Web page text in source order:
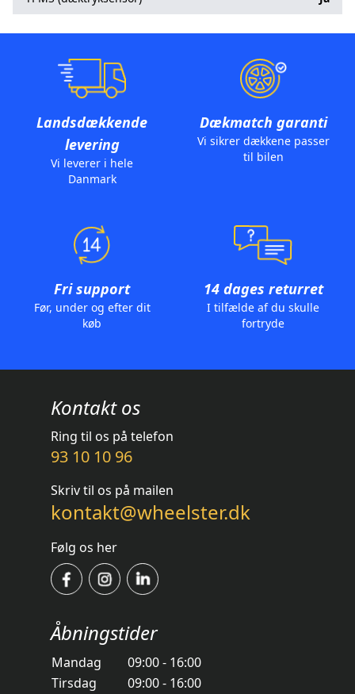
Landsdækkende
levering
Vi leverer i hele
Danmark
Dækmatch garanti
Vi sikrer dækkene passer
til bilen
Fri support
Før, under og efter dit
køb
14 dages returret
I tilfælde af du skulle
fortryde
Kontakt os
Ring til os på telefon
93 10 10 96
Skriv til os på mailen
kontakt@wheelster.dk
Følg os her
Åbningstider
Mandag
09:00 - 16:00
Tirsdag
09:00 - 16:00